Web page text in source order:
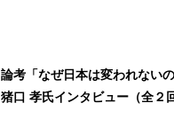
論考「なぜ日本は変われ
猪口 孝氏インタビュー（全２